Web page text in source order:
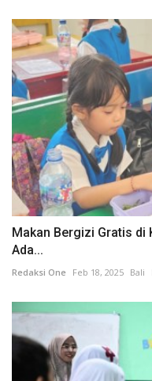
Makan Bergizi Gratis di
Ada...
Redaksi One Feb 18, 2025 Bali